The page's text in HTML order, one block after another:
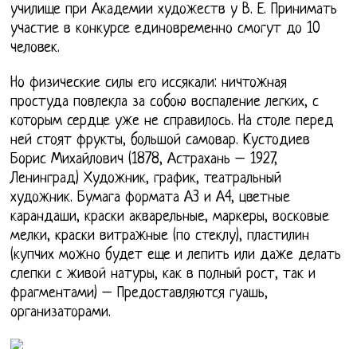
училище при Академии художеств у В. Е. Принимать
участие в конкурсе единовременно смогут до 10
человек.
Но физические силы его иссякали: ничтожная
простуда повлекла за собою воспаление легких, с
которым сердце уже не справилось. На столе перед
ней стоят фрукты, большой самовар. Кустодиев
Борис Михайлович (1878, Астрахань – 1927,
Ленинград) Художник, график, театральный
художник. Бумага формата А3 и А4, цветные
карандаши, краски акварельные, маркеры, восковые
мелки, краски витражные (по стеклу), пластилин
(купчих можно будет еще и лепить или даже делать
слепки с живой натуры, как в полный рост, так и
фрагментами) – Предоставляются гуашь,
организаторами.